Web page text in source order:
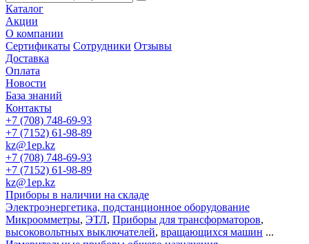
Каталог
Акции
О компании
Сертификаты Сотрудники Отзывы
Доставка
Оплата
Новости
База знаний
Контакты
+7 (708) 748-69-93
+7 (7152) 61-98-89
kz@1ep.kz
+7 (708) 748-69-93
+7 (7152) 61-98-89
kz@1ep.kz
Приборы в наличии на складе
Электроэнергетика, подстанционное оборудование
Микроомметры, ЭТЛ, Приборы для трансформаторов,
высоковольтных выключателей, вращающихся машин ...